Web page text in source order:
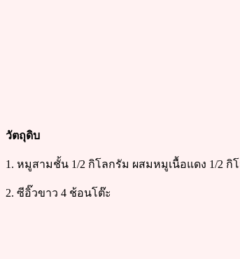
วัตถุดิบ
1. หมูสามชั้น 1/2 กิโลกรัม ผสมหมูเนื้อแดง 1/2 กิ
2. ซีอิ๊วขาว 4 ช้อนโต๊ะ